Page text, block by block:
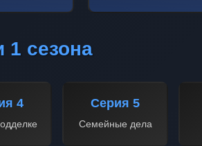
1 сезона
4 Серия 5
Семейные дела